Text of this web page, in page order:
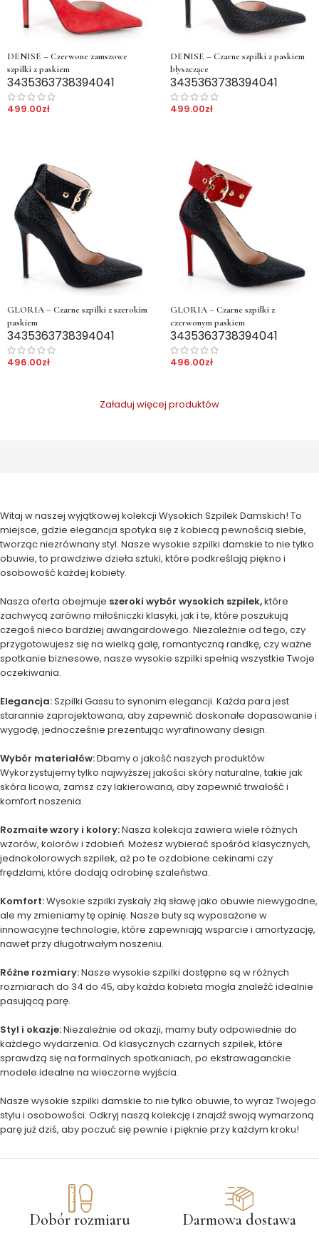
DENISE – Czerwone zamszowe
szpilki z paskiem
3435363738394041
499.00zł
DENISE – Czarne szpilki z paskiem
błyszczące
3435363738394041
499.00zł
GLORIA – Czarne szpilki z szerokim
paskiem
3435363738394041
496.00zł
GLORIA – Czarne szpilki z
czerwonym paskiem
3435363738394041
496.00zł
Załaduj więcej produktów
Witaj w naszej wyjątkowej kolekcji Wysokich Szpilek Damskich! To
miejsce, gdzie elegancja spotyka się z kobiecą pewnością siebie,
tworząc niezrównany styl. Nasze wysokie szpilki damskie to nie tylko
obuwie, to prawdziwe dzieła sztuki, które podkreślają piękno i
osobowość każdej kobiety.
Nasza oferta obejmuje szeroki wybór wysokich szpilek,które
zachwycą zarówno miłośniczki klasyki, jak i te, które poszukują
czegoś nieco bardziej awangardowego. Niezależnie od tego, czy
przygotowujesz się na wielką galę, romantyczną randkę, czy ważne
spotkanie biznesowe, nasze wysokie szpilki spełnią wszystkie Twoje
oczekiwania.
Elegancja:Szpilki Gassu to synonim elegancji. Każda para jest
starannie zaprojektowana, aby zapewnić doskonałe dopasowanie i
wygodę, jednocześnie prezentując wyrafinowany design.
Wybór materiałów:Dbamy o jakość naszych produktów.
Wykorzystujemy tylko najwyższej jakości skóry naturalne, takie jak
skóra licowa, zamsz czy lakierowana, aby zapewnić trwałość i
komfort noszenia.
Rozmaite wzory i kolory:Nasza kolekcja zawiera wiele różnych
wzorów, kolorów i zdobień. Możesz wybierać spośród klasycznych,
jednokolorowych szpilek, aż po te ozdobione cekinami czy
frędzlami, które dodają odrobinę szaleństwa.
Komfort:Wysokie szpilki zyskały złą sławę jako obuwie niewygodne,
ale my zmieniamy tę opinię. Nasze buty są wyposażone w
innowacyjne technologie, które zapewniają wsparcie i amortyzację,
nawet przy długotrwałym noszeniu.
Różne rozmiary:Nasze wysokie szpilki dostępne są w różnych
rozmiarach do 34 do 45, aby każda kobieta mogła znaleźć idealnie
pasującą parę.
Styl i okazje:Niezależnie od okazji, mamy buty odpowiednie do
każdego wydarzenia. Od klasycznych czarnych szpilek, które
sprawdzą się na formalnych spotkaniach, po ekstrawaganckie
modele idealne na wieczorne wyjścia.
Nasze wysokie szpilki damskie to nie tylko obuwie, to wyraz Twojego
stylu i osobowości. Odkryj naszą kolekcję i znajdź swoją wymarzoną
parę już dziś, aby poczuć się pewnie i pięknie przy każdym kroku!
Dobór rozmiaru Darmowa dostawa